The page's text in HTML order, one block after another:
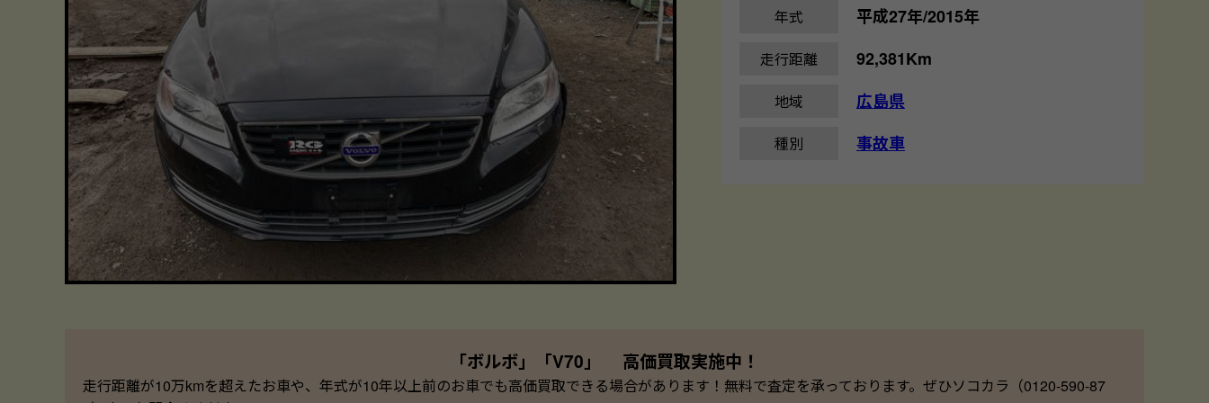
年式 平成27年/2015年
走行距離 92,381Km
地域 広島県
種別 事故車
「ボルボ」「V70」 高価買取実施中！
走行距離が10万kmを超えたお車や、年式が10年以上前のお車でも高価買取できる場合があります！無料で査定を承っております。ぜひソコカラ（0120-590-87